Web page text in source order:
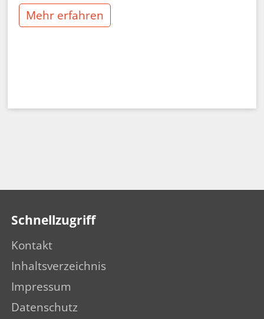
Mehr erfahren
Schnellzugriff
Kontakt
Inhaltsverzeichnis
Impressum
Datenschutz